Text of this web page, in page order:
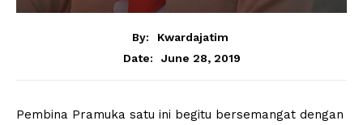
By:
Kwardajatim
Date:
June 28, 2019
Pembina Pramuka satu ini begitu bersemangat dengan